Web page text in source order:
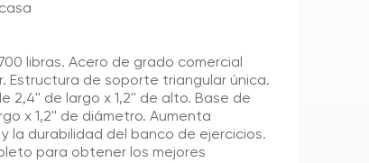
libras. Acero de grado comercial
Estructura de soporte triangular única.
2,4'' de largo x 1,2'' de alto. Base de
x 1,2'' de diámetro. Aumenta
la durabilidad del banco de ejercicios.
para obtener los mejores